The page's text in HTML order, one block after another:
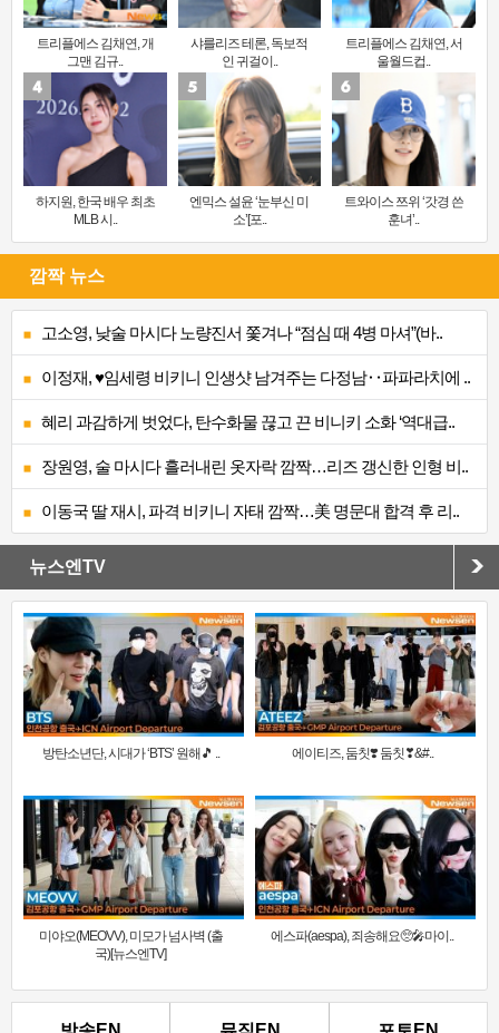
트리플에스 김채연, 개
그맨 김규..
샤를리즈 테론, 독보적
인 귀걸이..
트리플에스 김채연, 서
울월드컵..
하지원, 한국 배우 최초
MLB 시..
엔믹스 설윤 ‘눈부신 미
소’[포..
트와이스 쯔위 ‘갓경 쓴
훈녀’..
깜짝 뉴스
고소영, 낮술 마시다 노량진서 쫓겨나 “점심 때 4병 마셔”(바..
이정재, ♥임세령 비키니 인생샷 남겨주는 다정남‥파파라치에 ..
혜리 과감하게 벗었다, 탄수화물 끊고 끈 비니키 소화 ‘역대급..
장원영, 술 마시다 흘러내린 옷자락 깜짝…리즈 갱신한 인형 비..
이동국 딸 재시, 파격 비키니 자태 깜짝…美 명문대 합격 후 리..
뉴스엔TV
방탄소년단, 시대가 ‘BTS’ 원해🎵 .. 에이티즈, 둠칫❣️ 둠칫❣&#..
미야오(MEOVV), 미모가 넘사벽 (출
국)[뉴스엔TV]
에스파(aespa), 죄송해요🥺🎤마이..